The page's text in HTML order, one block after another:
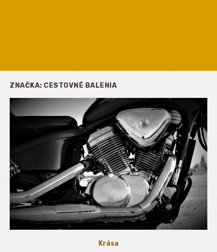
ZNAČKA: CESTOVNÉ BALENIA
Krása